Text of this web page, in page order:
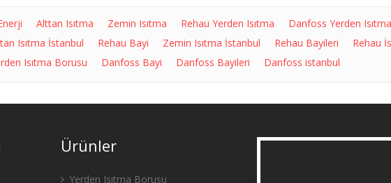
Alttan Isıtma Zemin Isıtma Rehau Yerden Isıtma Danfoss Yerden Isıtma
Isıtma İstanbul Rehau Bayi Zemin Isıtma İstanbul Rehau Bayileri Rehau
Isıtma Borusu Danfoss Bayi Danfoss Bayileri Danfoss istanbul
Ürünler
Yerden Isıtma Borusu